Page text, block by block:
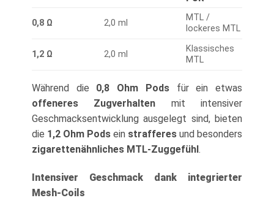
0,8 Ω 2,0 ml
MTL /
lockeres MTL
1,2 Ω 2,0 ml
Klassisches
MTL
Während die 0,8 Ohm Podsfür ein etwas
offeneres Zugverhalten mit intensiver
Geschmacksentwicklung ausgelegt sind, bieten
die 1,2 Ohm Podsein strafferes und besonders
zigarettenähnliches MTL-Zuggefühl.
Intensiver Geschmack dank integrierter
Mesh-Coils